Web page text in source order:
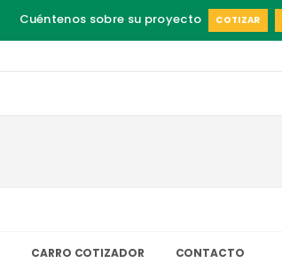
Cuéntenos sobre su proyecto COTIZAR
CARRO COTIZADOR CONTACTO